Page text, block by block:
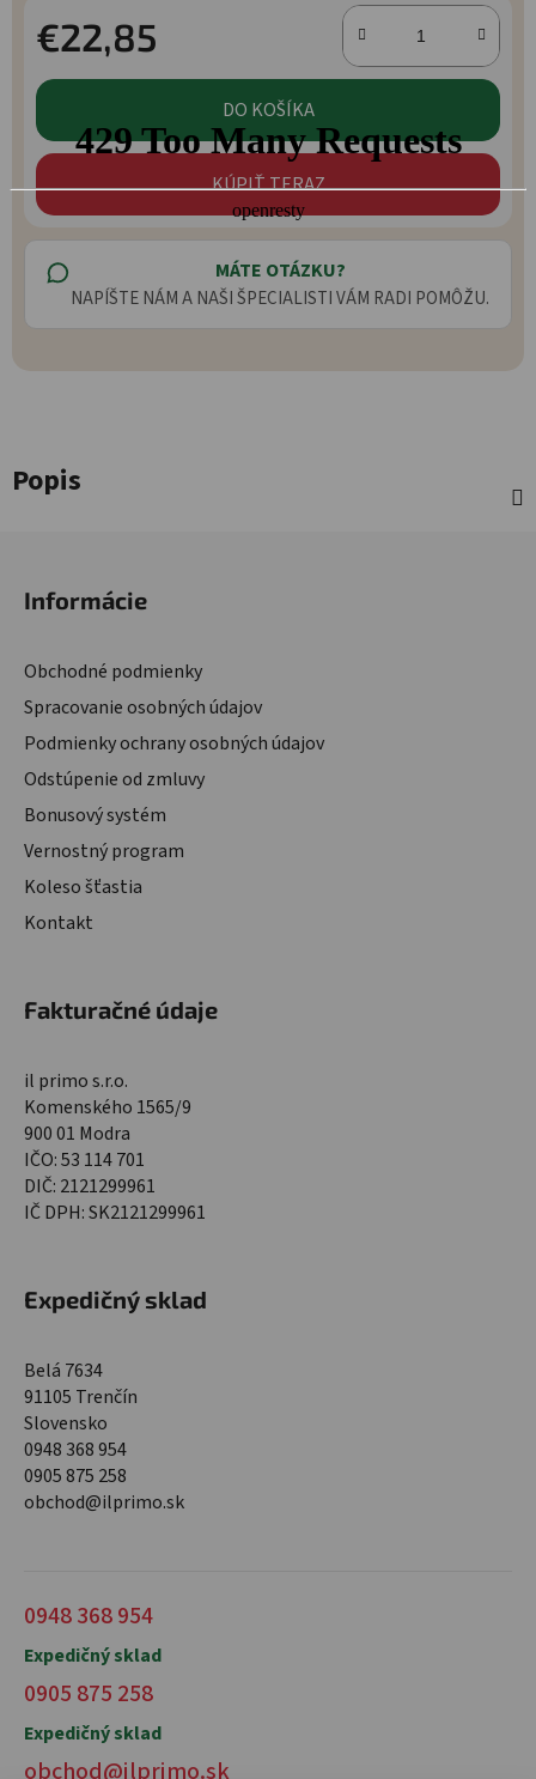
€22,85
Jednotková cena:
DO KOŠÍKA
KÚPIŤ TERAZ
MÁTE OTÁZKU?
NAPÍŠTE NÁM A NAŠI ŠPECIALISTI VÁM RADI POMÔŽU.
Popis
Informácie
Obchodné podmienky
Spracovanie osobných údajov
Podmienky ochrany osobných údajov
Odstúpenie od zmluvy
Bonusový systém
Vernostný program
Koleso šťastia
Kontakt
Fakturačné údaje
il primo s.r.o.
Komenského 1565/9
900 01 Modra
IČO: 53 114 701
DIČ: 2121299961
IČ DPH: SK2121299961
Expedičný sklad
Belá 7634
91105 Trenčín
Slovensko
0948 368 954
0905 875 258
obchod@ilprimo.sk
0948 368 954
Expedičný sklad
0905 875 258
Expedičný sklad
obchod@ilprimo.sk